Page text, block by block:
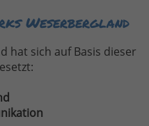
Weserbergland
hat sich auf Basis dieser